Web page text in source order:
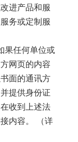
进产品和服
务或定制服
果任何单位或
网页的内容
面的通讯方
提供身份证
收到上述法
内容。 （详